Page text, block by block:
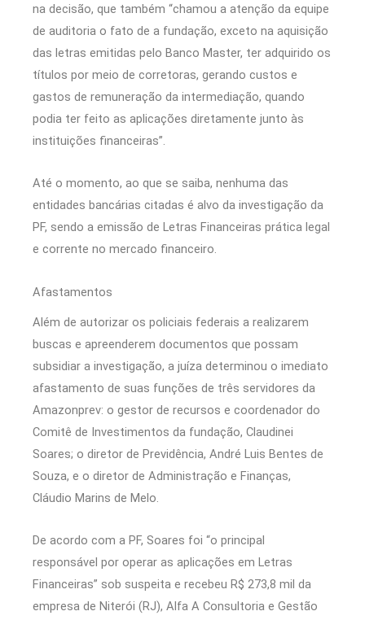
na decisão, que também “chamou a atenção da equipe
de auditoria o fato de a fundação, exceto na aquisição
das letras emitidas pelo Banco Master, ter adquirido os
títulos por meio de corretoras, gerando custos e
gastos de remuneração da intermediação, quando
podia ter feito as aplicações diretamente junto às
instituições financeiras”.
Até o momento, ao que se saiba, nenhuma das
entidades bancárias citadas é alvo da investigação da
PF, sendo a emissão de Letras Financeiras prática legal
e corrente no mercado financeiro.
Afastamentos
Além de autorizar os policiais federais a realizarem
buscas e apreenderem documentos que possam
subsidiar a investigação, a juíza determinou o imediato
afastamento de suas funções de três servidores da
Amazonprev: o gestor de recursos e coordenador do
Comitê de Investimentos da fundação, Claudinei
Soares; o diretor de Previdência, André Luis Bentes de
Souza, e o diretor de Administração e Finanças,
Cláudio Marins de Melo.
De acordo com a PF, Soares foi “o principal
responsável por operar as aplicações em Letras
Financeiras” sob suspeita e recebeu R$ 273,8 mil da
empresa de Niterói (RJ), Alfa A Consultoria e Gestão